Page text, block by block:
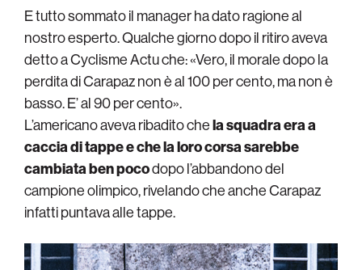
E tutto sommato il manager ha dato ragione al
nostro esperto. Qualche giorno dopo il ritiro aveva
detto a Cyclisme Actu che: «Vero, il morale dopo la
perdita di Carapaz non è al 100 per cento, ma non è
basso. E’ al 90 per cento».
L’americano aveva ribadito chela squadra era a
caccia di tappe e che la loro corsa sarebbe
cambiata ben pocodopo l’abbandono del
campione olimpico, rivelando che anche Carapaz
infatti puntava alle tappe.